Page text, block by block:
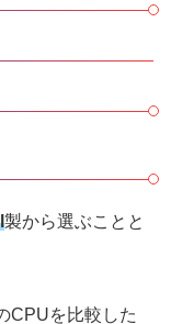
製から選ぶことと
CPUを比較した